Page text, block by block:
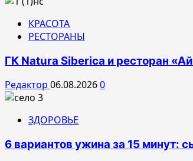
КРАСОТА
РЕСТОРАНЫ
ГК Natura Siberica и ресторан
Редактор 06.08.20260
ЗДОРОВЬЕ
6 вариантов ужина за 15 минут: